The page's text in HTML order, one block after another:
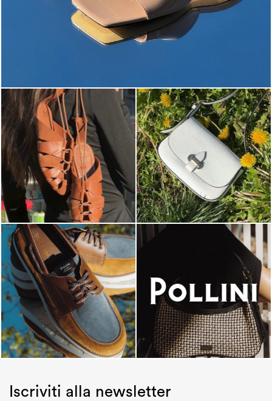
Iscriviti alla newsletter